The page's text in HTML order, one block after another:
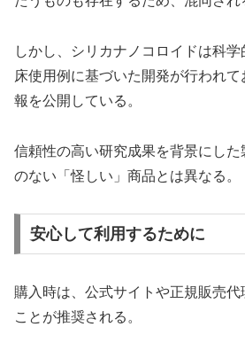
しかし、シリカナノコロイドは科
床使用例に基づいた開発が行われ
報を公開している。
信頼性の高い研究成果を背景にし
のない「怪しい」商品とは異なる。
安心して利用するために
購入時は、公式サイトや正規販売
ことが推奨される。